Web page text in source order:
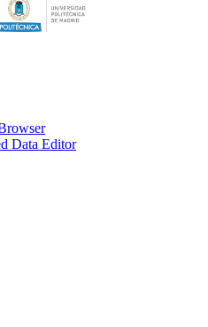
Data Editor